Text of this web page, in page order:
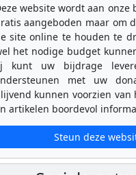
website wordt aan onze
aangeboden maar om
site online te houden te
het nodige budget
kunt uw bijdrage
met uw
kunnen voorzien van
artikelen boordevol
Steun deze